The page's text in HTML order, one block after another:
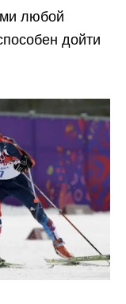
любой
дойти